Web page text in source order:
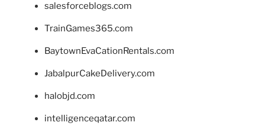
salesforceblogs.com
TrainGames365.com
BaytownEvaCationRentals.com
JabalpurCakeDelivery.com
halobjd.com
intelligenceqatar.com